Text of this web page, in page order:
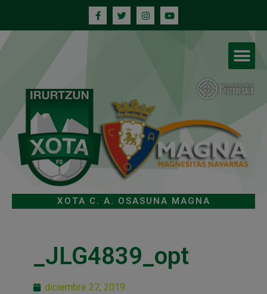
XOTA C. A. OSASUNA MAGNA
_JLG4839_opt
diciembre 27, 2019